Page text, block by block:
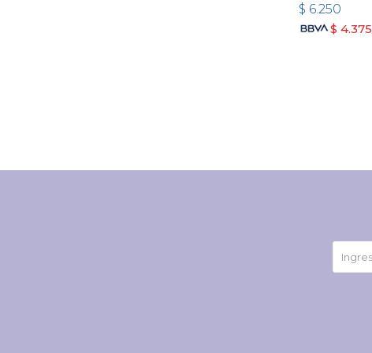
$ 6.250
$ 4.375